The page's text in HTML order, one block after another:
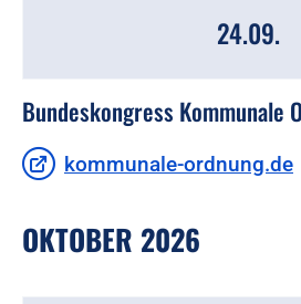
24.09.
Bundeskongress Kommunale
kommunale-ordnung.de
OKTOBER 2026